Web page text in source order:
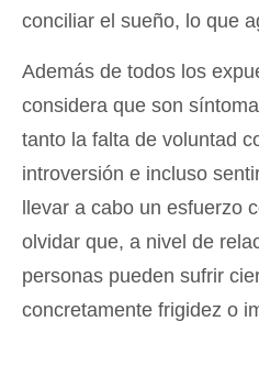
conciliar el sueño, lo que
Además de todos los
considera que son
tanto la falta de voluntad
introversión e incluso
llevar a cabo un esfuerzo
olvidar que, a nivel de
personas pueden sufrir
concretamente frigidez o